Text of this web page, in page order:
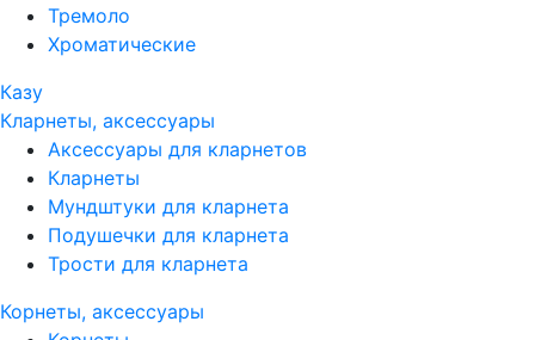
Тремоло
Хроматические
Казу
Кларнеты, аксессуары
Аксессуары для кларнетов
Кларнеты
Мундштуки для кларнета
Подушечки для кларнета
Трости для кларнета
Корнеты, аксессуары